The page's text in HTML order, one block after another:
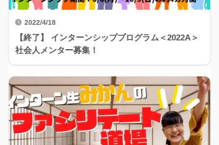
2022/4/18
【終了】 インターンシッププログラム＜2022A＞
社会人メンター募集！